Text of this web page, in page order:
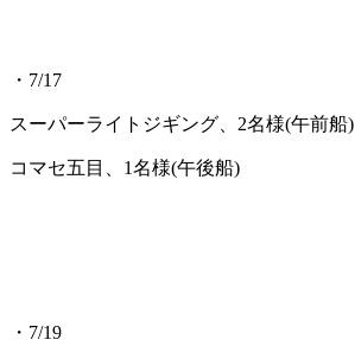
・7/17
スーパーライトジギング、2名様(午前船)
コマセ五目、1名様(午後船)
・7/19